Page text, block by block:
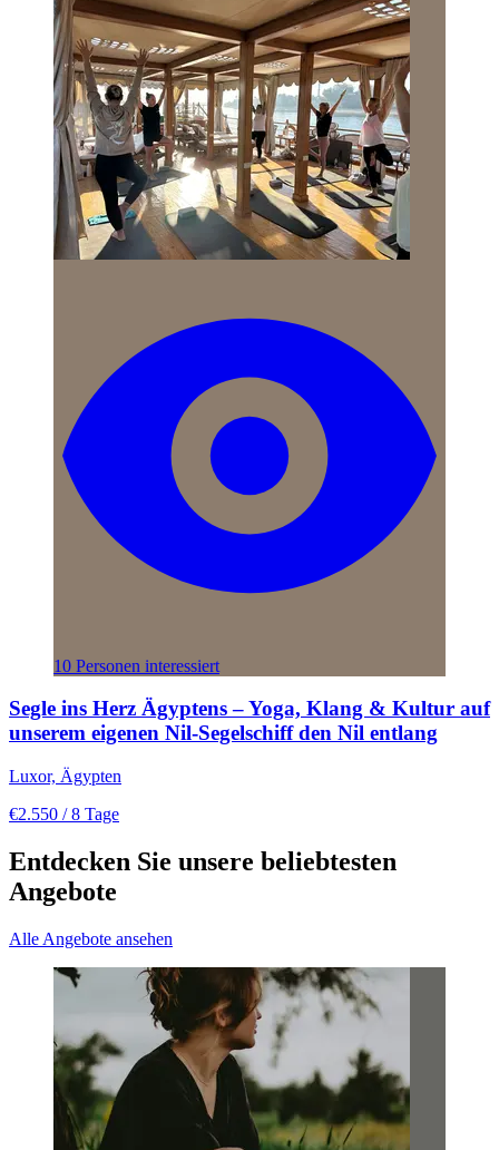
10 Personen interessiert
Segle ins Herz Ägyptens – Yoga, Klang & Kultur auf
unserem eigenen Nil-Segelschiff den Nil entlang
Luxor, Ägypten
€2.550 / 8 Tage
Entdecken Sie unsere beliebtesten
Angebote
Alle Angebote ansehen